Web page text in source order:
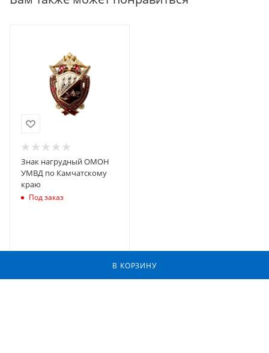
В КОРЗИНУ
Знак нагрудный ОМОН
УМВД по Камчатскому
краю
Под заказ